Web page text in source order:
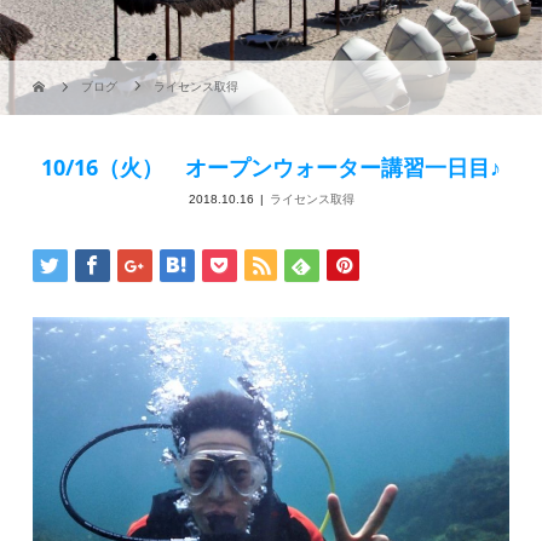
ブログ ライセンス取得
10/16（火） オープンウォーター講習一日目♪
2018.10.16 ライセンス取得